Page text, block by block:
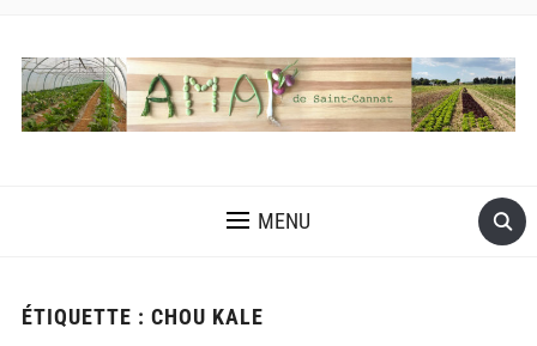
MENU
ÉTIQUETTE : CHOU KALE